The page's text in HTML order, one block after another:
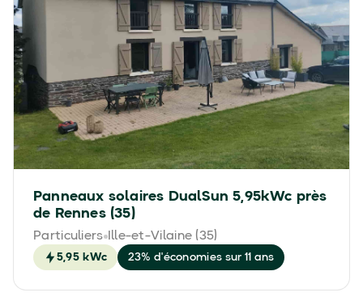
Panneaux solaires DualSun 5,95kWc près
de Rennes (35)
Particuliers Ille-et-Vilaine (35)
5,95 kWc 23% d'économies sur 11 ans